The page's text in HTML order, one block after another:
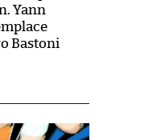
Yann
Bastoni